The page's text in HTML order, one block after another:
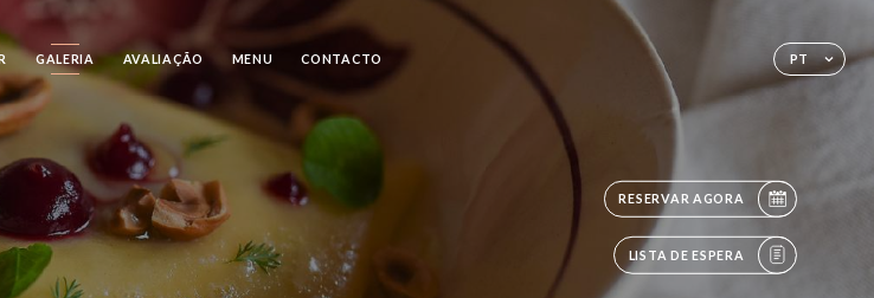
PT
GALERIA AVALIAÇÃO MENU CONTACTO
RESERVAR AGORA
LISTA DE ESPERA